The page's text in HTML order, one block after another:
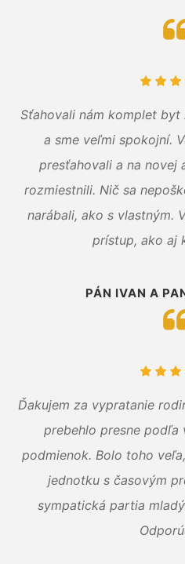
Sťahovali nám komplet
a sme veľmi spokojní.
presťahovali a na novej
rozmiestnili. Nič sa
narábali, ako s vlastným.
prístup, ako aj
PÁN IVAN A
Ďakujem za vypratanie
prebehlo presne
podmienok. Bolo toho
jednotku s časovým
sympatická partia